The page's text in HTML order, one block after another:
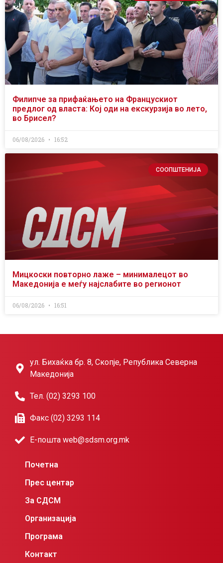
Филипче за прифаќањето на Францускиот
предлог од власта: Кој оди на екскурзија во лето,
во Брисел?
06/08/2026 16:52
СООПШТЕНИЈА
Мицкоски повторно лаже – минималецот во
Македонија е меѓу најслабите во регионот
06/08/2026 16:51
ул. Бихаќка бр. 8, Скопје, Република Северна
Македонија
Тел. (02) 3293 100
Факс (02) 3293 114
Е-пошта web@sdsm.org.mk
Почетна
Прес центар
За СДСМ
Организација
Програма
Контакт